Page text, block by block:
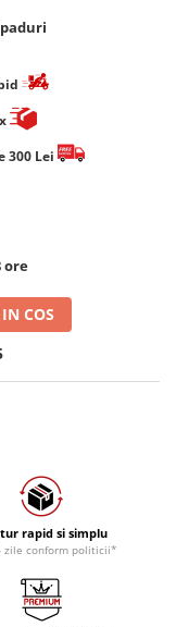
300 Lei
ore
COS
rapid si simplu
zile conform politicii*